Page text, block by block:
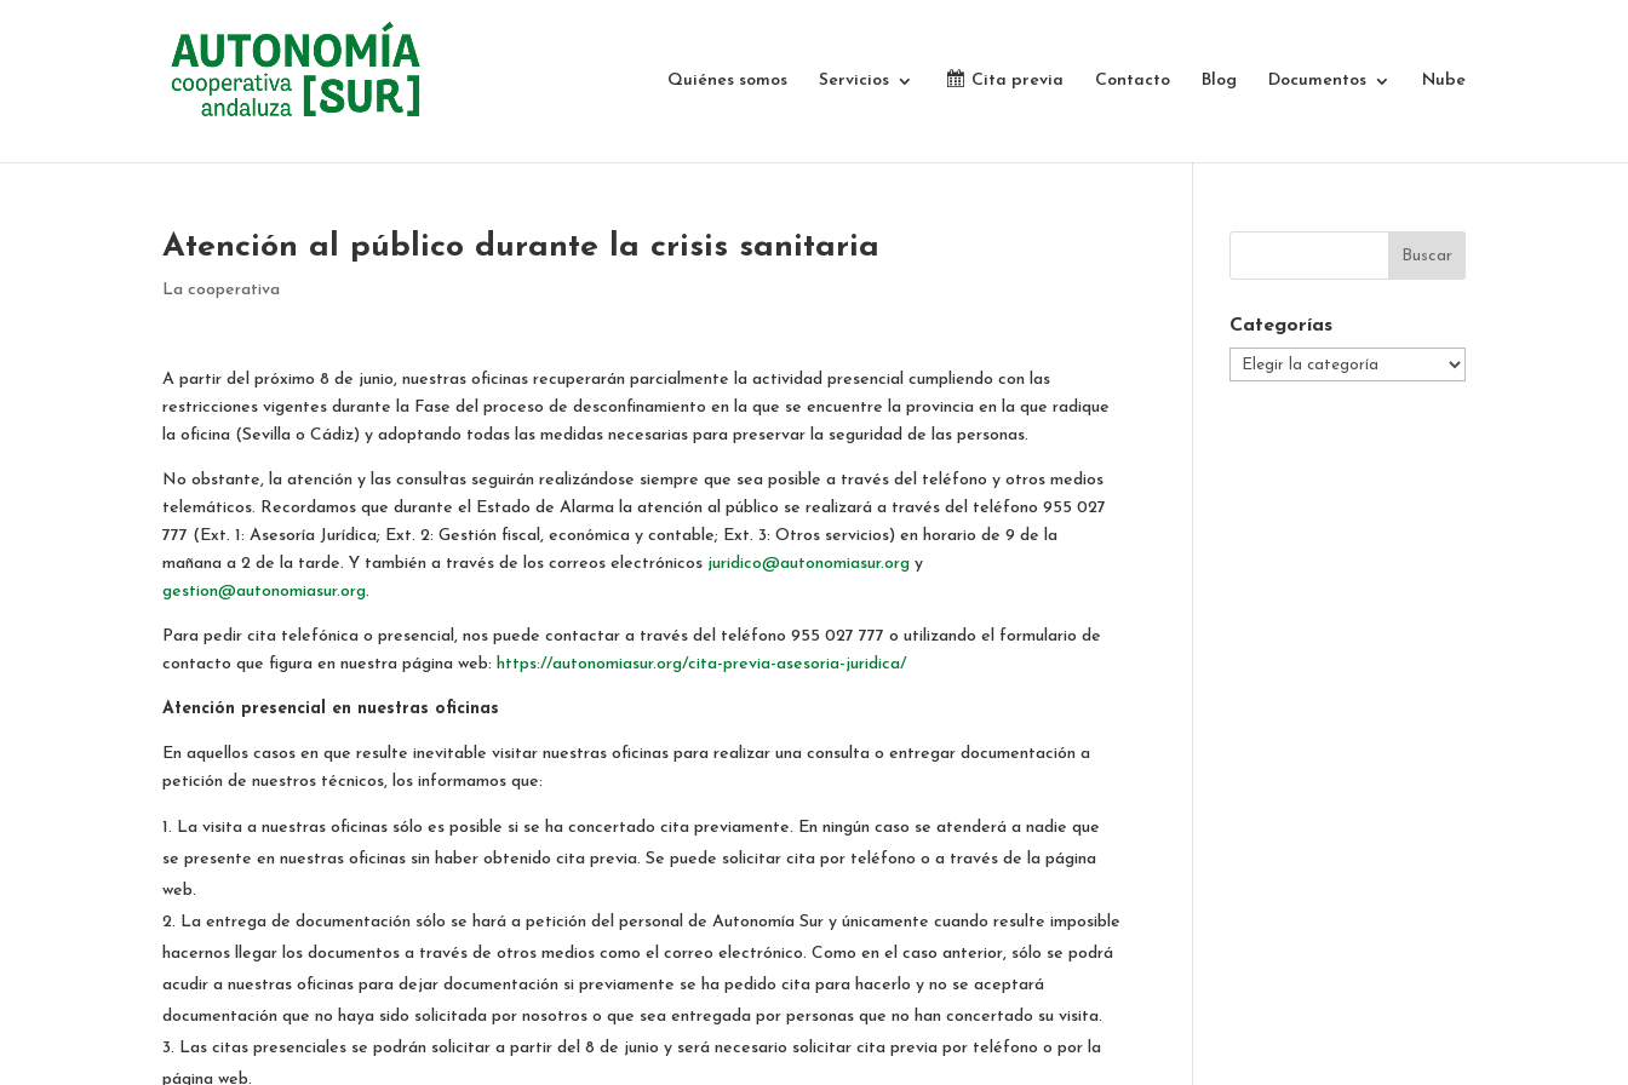
Quiénes somos Servicios Cita previa Contacto Blog Documentos Nube
Atención al público durante la crisis sanitaria
La cooperativa
A partir del próximo 8 de junio, nuestras oficinas recuperarán parcialmente la actividad presencial cumpliendo con las
restricciones vigentes durante la Fase del proceso de desconfinamiento en la que se encuentre la provincia en la que radique
la oficina (Sevilla o Cádiz) y adoptando todas las medidas necesarias para preservar la seguridad de las personas.
No obstante, la atención y las consultas seguirán realizándose siempre que sea posible a través del teléfono y otros medios
telemáticos. Recordamos que durante el Estado de Alarma la atención al público se realizará a través del teléfono 955 027
777 (Ext. 1: Asesoría Jurídica; Ext. 2: Gestión fiscal, económica y contable; Ext. 3: Otros servicios) en horario de 9 de la
mañana a 2 de la tarde. Y también a través de los correos electrónicos juridico@autonomiasur.org y
gestion@autonomiasur.org.
Para pedir cita telefónica o presencial, nos puede contactar a través del teléfono 955 027 777 o utilizando el formulario de
contacto que figura en nuestra página web:https://autonomiasur.org/cita-previa-asesoria-juridica/
Atención presencial en nuestras oficinas
En aquellos casos en que resulte inevitable visitar nuestras oficinas para realizar una consulta o entregar documentación a
petición de nuestros técnicos, los informamos que:
La visita a nuestras oficinas sólo es posible si se ha concertado cita previamente. En ningún caso se atenderá a nadie que
se presente en nuestras oficinas sin haber obtenido cita previa. Se puede solicitar cita por teléfono o a través de la página
web.
La entrega de documentación sólo se hará a petición del personal de Autonomía Sur y únicamente cuando resulte imposible
hacernos llegar los documentos a través de otros medios como el correo electrónico. Como en el caso anterior, sólo se podrá
acudir a nuestras oficinas para dejar documentación si previamente se ha pedido cita para hacerlo y no se aceptará
documentación que no haya sido solicitada por nosotros o que sea entregada por personas que no han concertado su visita.
Las citas presenciales se podrán solicitar a partir del 8 de junio y será necesario solicitar cita previa por teléfono o por la
página web.
Categorías
Categorías